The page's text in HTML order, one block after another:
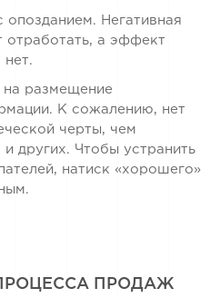
опозданием. Негативная
отработать, а эффект
нет.
на размещение
К сожалению, нет
черты, чем
и других. Чтобы устранить
натиск «хорошего»
ПРОДАЖ